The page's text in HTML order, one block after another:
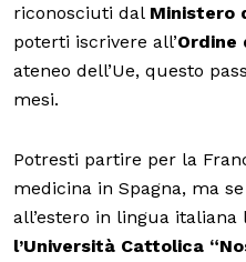
riconosciuti dal Ministero
poterti iscrivere all’Ordine
ateneo dell’Ue, questo
mesi.
Potresti partire per la
medicina in Spagna, ma
all’estero in lingua italiana
l’Università Cattolica